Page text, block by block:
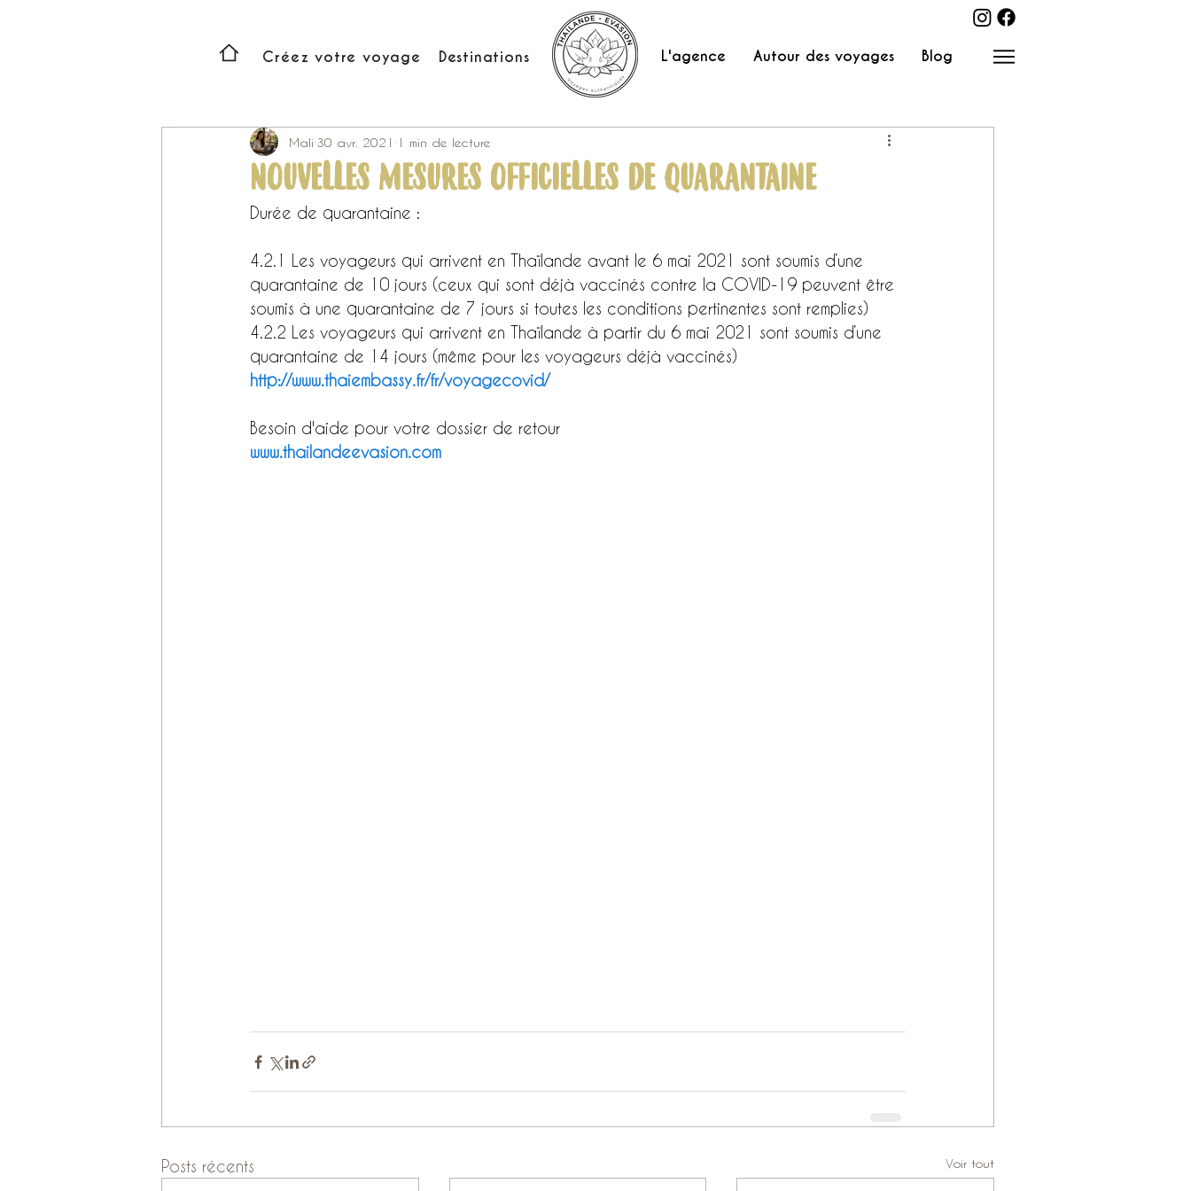
Créez votre voyage Destinations L'agence Autour des voyages Blog
NOUVELLES MESURES OFFICIELLES DE QUARANTAINE
Mali 30 avr. 2021 1 min de lecture
Durée de quarantaine :
4.2.1 Les voyageurs qui arrivent en Thaïlande avant le 6 mai 2021 sont soumis d’une
quarantaine de 10 jours (ceux qui sont déjà vaccinés contre la COVID-19 peuvent être
soumis à une quarantaine de 7 jours si toutes les conditions pertinentes sont remplies)
4.2.2 Les voyageurs qui arrivent en Thaïlande à partir du 6 mai 2021 sont soumis d’une
quarantaine de 14 jours (même pour les voyageurs déjà vaccinés)
http://www.thaiembassy.fr/fr/voyagecovid/
Besoin d'aide pour votre dossier de retour
www.thailandeevasion.com
Posts récents Voir tout